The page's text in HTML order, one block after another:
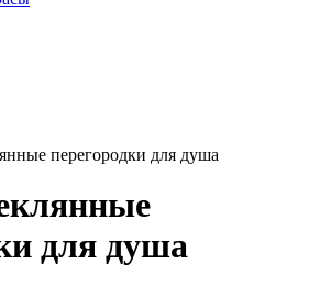
перегородки для душа
для душа